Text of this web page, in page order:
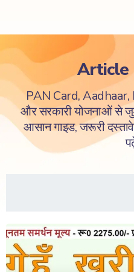
Article
PAN Card, Aadhaar,
और सरकारी योजनाओं से
आसान गाइड, जरूरी